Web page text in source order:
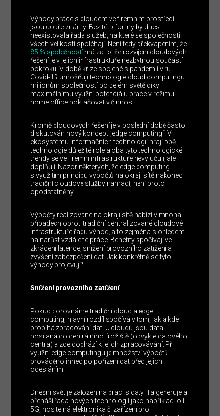
Výhody práce s cloudem ve firemním prostředí
jsou dobře známy. Bez této formy by dnes
neexistovala řada služeb, na které se společnosti
všech velikostí spoléhají. Není tedy překvapením, že
85 % společností má za to, že rozvíjení cloudových
řešení je v jejich infrastruktuře nezbytnou součástí
pokroku. V době krize spojené s pandemií viru
Covid-19 umožňují technologie cloud computingu
milionům společností po celém světě díky
maximálnímu využití potenciálu práce v režimu
home office pokračovat v činnosti.
Kromě cloudových řešení je v poslední době často
diskutován nový koncept „edge computing“. V
ekosystému informačních technologií hrají obě
technologie důležité role a oba tyto technologické
trendy se ve firemní infrastruktuře nevylučují, ale
doplňují. Názor některých, že edge computing
s využitím principu výpočtů na okraji sítě nakonec
tradiční cloudové služby nahradí, není proto
opodstatněný.
Výpočty realizované na okraji sítě nabízí v mnoha
případech oproti tradiční centralizované cloudové
infrastruktuře řadu výhod, a to zejména s ohledem
na nárůst vzdálené práce. Benefity spočívají ve
zkrácení latence, snížení provozního zatížení a
zvýšení zabezpečení dat. Jak konkrétně se tyto
výhody projevují?
Snížení provozního zatížení
Pokud porovnáme tradiční cloud a edge
computing, hlavní rozdíl spočívá v tom, jak a kde
probíhá zpracování dat. U cloudu jsou data
posílaná do centrálního úložiště (obvykle datového
centra) a zde dochází k jejich zpracovávání. Při
využití edge computingu je množství výpočtů
prováděno ihned po pořízení dat před jejich
odesláním.
Dnešní svět je založen na práci s daty. Ta generuje a
přenáší řada nových technologií jako například IoT,
5G, nositelná elektronika či zařízení pro